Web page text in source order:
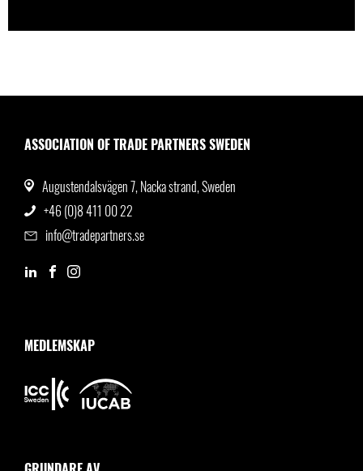
ASSOCIATION OF TRADE PARTNERS SWEDEN
Augustendalsvägen 7, Nacka strand, Sweden
+46 (0)8 411 00 22
info@tradepartners.se
MEDLEMSKAP